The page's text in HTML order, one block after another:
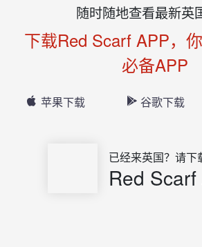
随时随地查看最新英
下载Red Scarf APP，
必备APP
苹果下载 谷歌下载
已经来英国？请下
Red